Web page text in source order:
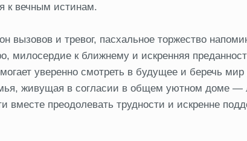
к вечным истинам.
вызовов и тревог, пасхальное торжество
милосердие к ближнему и искренняя
уверенно смотреть в будущее и беречь
живущая в согласии в общем уютном доме
вместе преодолевать трудности и искренне